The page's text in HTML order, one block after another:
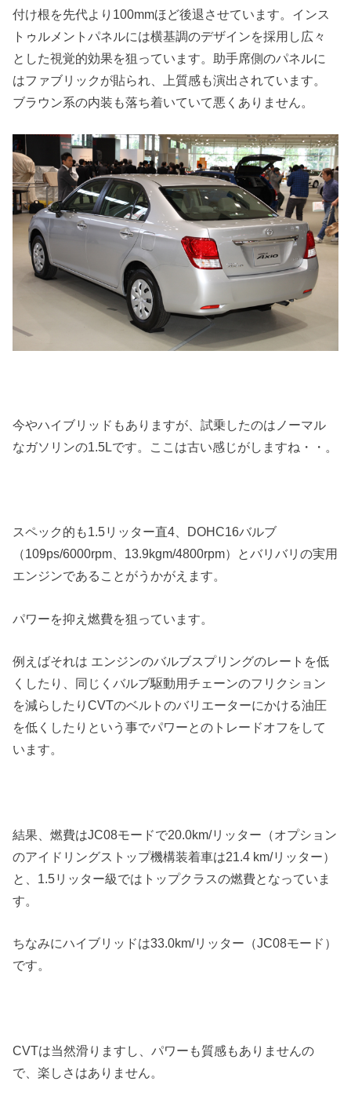
付け根を先代より100mmほど後退させています。インス
トゥルメントパネルには横基調のデザインを採用し広々
とした視覚的効果を狙っています。助手席側のパネルに
はファブリックが貼られ、上質感も演出されています。
ブラウン系の内装も落ち着いていて悪くありません。
今やハイブリッドもありますが、試乗したのはノーマル
なガソリンの1.5Lです。ここは古い感じがしますね・・。
スペック的も1.5リッター直4、DOHC16バルブ
（109ps/6000rpm、13.9kgm/4800rpm）とバリバリの実用
エンジンであることがうかがえます。
パワーを抑え燃費を狙っています。
例えばそれは エンジンのバルブスプリングのレートを低
くしたり、同じくバルブ駆動用チェーンのフリクション
を減らしたりCVTのベルトのバリエーターにかける油圧
を低くしたりという事でパワーとのトレードオフをして
います。
結果、燃費はJC08モードで20.0km/リッター（オプション
のアイドリングストップ機構装着車は21.4 km/リッター）
と、1.5リッター級ではトップクラスの燃費となっていま
す。
ちなみにハイブリッドは33.0km/リッター（JC08モード）
です。
CVTは当然滑りますし、パワーも質感もありませんの
で、楽しさはありません。